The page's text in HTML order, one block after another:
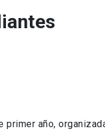
primer año,